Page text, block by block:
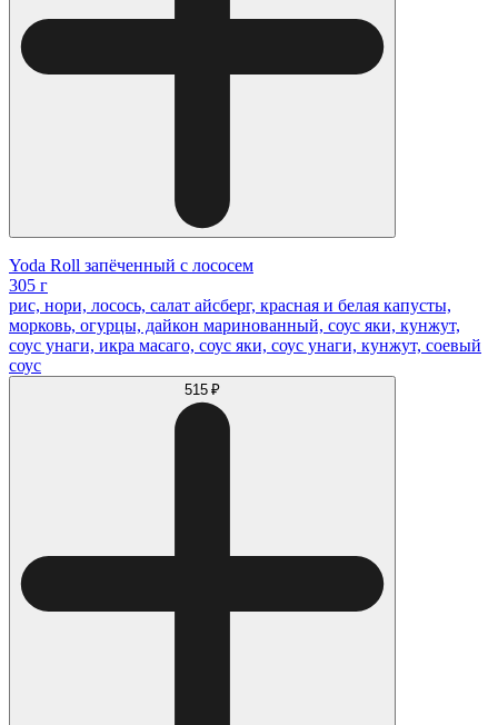
Yoda Roll запёченный с лососем
305 г
рис, нори, лосось, салат айсберг, красная и белая капусты,
морковь, огурцы, дайкон маринованный, соус яки, кунжут,
соус унаги, икра масаго, соус яки, соус унаги, кунжут, соевый
соус
515 ₽